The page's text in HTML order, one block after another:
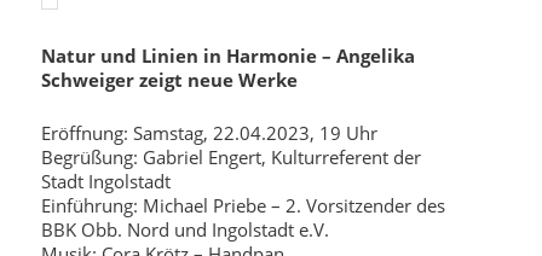
Natur und Linien in Harmonie – Angelika
Schweiger zeigt neue Werke
Eröffnung: Samstag, 22.04.2023, 19 Uhr
Begrüßung: Gabriel Engert, Kulturreferent der
Stadt Ingolstadt
Einführung: Michael Priebe – 2. Vorsitzender des
BBK Obb. Nord und Ingolstadt e.V.